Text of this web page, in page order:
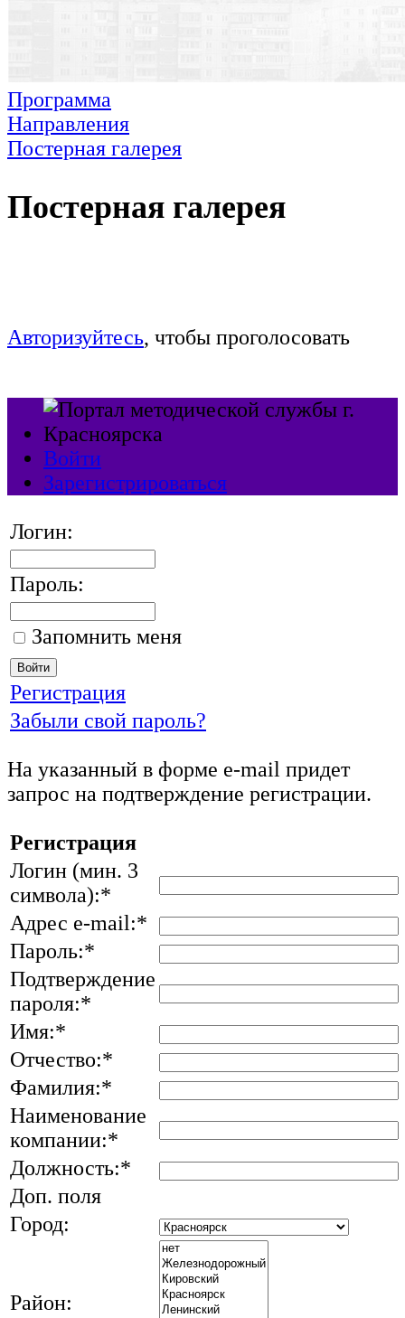
Программа
Направления
Постерная галерея
Постерная галерея
Авторизуйтесь, чтобы проголосовать
Войти
Зарегистрироваться
Логин:
Пароль:
Запомнить меня
Регистрация
Забыли свой пароль?
На указанный в форме e-mail придет
запрос на подтверждение регистрации.
Регистрация
Логин (мин. 3
символа):*
Адрес e-mail:*
Пароль:*
Подтверждение
пароля:*
Имя:*
Отчество:*
Фамилия:*
Наименование
компании:*
Должность:*
Доп. поля
Город:
Район: